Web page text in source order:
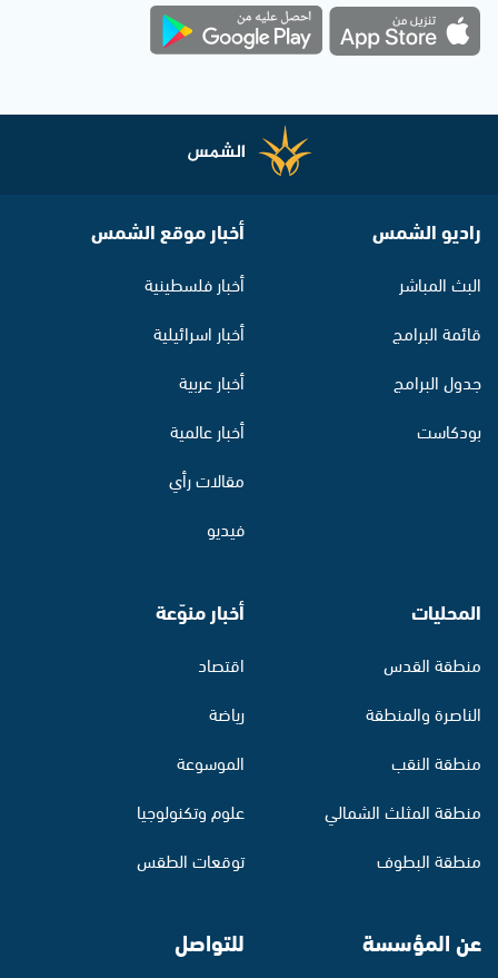
راديو الشمس
البث المباشر
قائمة البرامج
جدول البرامج
بودكاست
أخبار موقع الشمس
أخبار فلسطينية
أخبار اسرائيلية
أخبار عربية
أخبار عالمية
مقالات رأي
فيديو
المحليات
منطقة القدس
الناصرة والمنطقة
منطقة النقب
منطقة المثلث الشمالي
منطقة البطوف
أخبار منوّعة
اقتصاد
رياضة
الموسوعة
علوم وتكنولوجيا
توقعات الطقس
عن المؤسسة للتواصل